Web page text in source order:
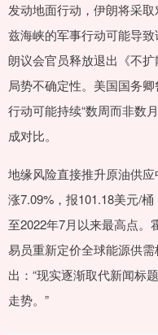
发动地面行动，伊朗将采
兹海峡的军事行动可能导
朗议会官员释放退出《不
局势不确定性。美国国务
行动可能持续“数周而非数
成对比。
地缘风险直接推升原油供
涨7.09%，报101.18美元/
至2022年7月以来最高点。
易员重新定价全球能源供
出：“现实逐渐取代新闻标
走势。”